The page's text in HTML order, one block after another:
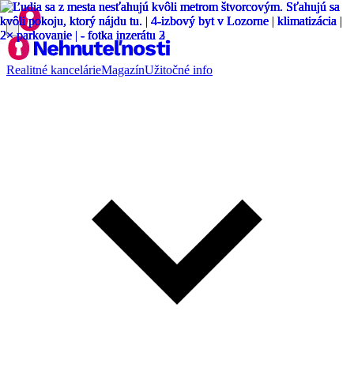
Realitné kancelárieMagazínUžitočné info